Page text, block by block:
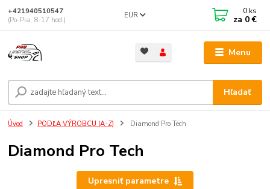
Menu
EUR
Hľadať
+421940510547
(Po-Pia, 8-17 hod.)
0 ks
za 0 €
Úvod PODĽA VÝROBCU (A-Z) Diamond Pro Tech
Diamond Pro Tech
Upresniť parametre